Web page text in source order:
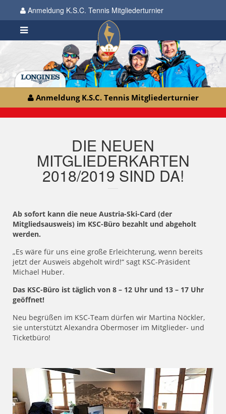
Anmeldung K.S.C. Tennis Mitgliederturnier
Anmeldung K.S.C. Tennis Mitgliederturnier
DIE NEUEN
MITGLIEDERKARTEN
2018/2019 SIND DA!
Ab sofort kann die neue Austria-Ski-Card (der
Mitgliedsausweis) im KSC-Büro bezahlt und abgeholt
werden.
„Es wäre für uns eine große Erleichterung, wenn bereits
jetzt der Ausweis abgeholt wird!“ sagt KSC-Präsident
Michael Huber.
Das KSC-Büro ist täglich von 8 – 12 Uhr und 13 – 17 Uhr
geöffnet!
Neu begrüßen im KSC-Team dürfen wir Martina Nöckler,
sie unterstützt Alexandra Obermoser im Mitglieder- und
Ticketbüro!